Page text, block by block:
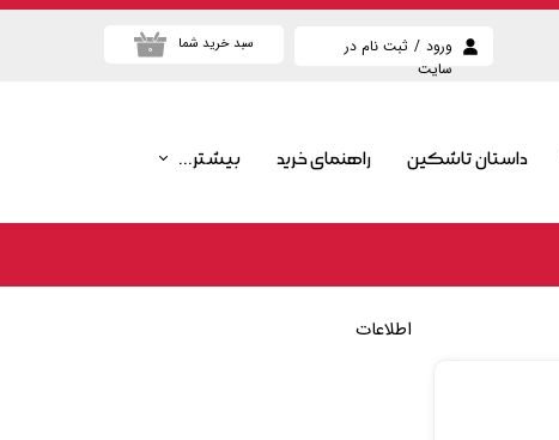
داستان تاشکین راهنمای خرید بیشتر...
پرطرفدارترین محصولات
ورود / ثبت نام در
سایت
تغییر گذر واژه
۰ سبد خرید شما
اطلاعات